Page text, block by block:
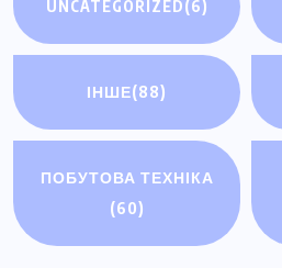
UNCATEGORIZED(6)
ІНШЕ(88)
ПОБУТОВА ТЕХНІКА
(60)
ІНШЕ
Оцінити та
СРСР: які